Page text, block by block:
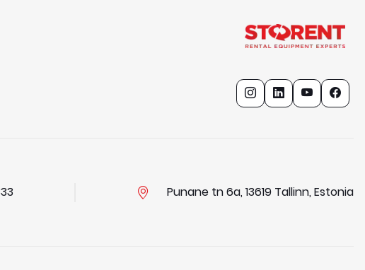
Punane tn 6a, 13619 Tallinn, Estonia